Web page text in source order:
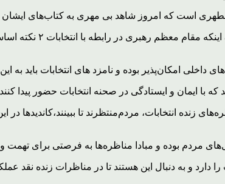
مطهری است که امروز شاهد بی مهری به کتاب‌های
امام جمعه
داخلی امکان‌پذیر بوده و نامزد های انتخابات باید به
ایمان و ایستادگی در صحنه انتخابات حضور پیدا کنند،
زنده انتخابات، مردم‌منتظرند تا
مردم بوده و مبادا مناظره‌ها به فرصتی برای تهمت
و به دنبال این هستند تا در مناظرات زنده نقد